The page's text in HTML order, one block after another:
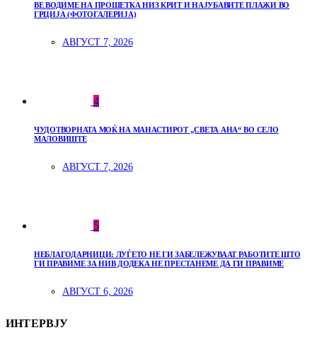
ВЕ ВОДИМЕ НА ПРОШЕТКА НИЗ КРИТ И НАЈУБАВИТЕ ПЛАЖИ ВО
ГРЦИЈА (ФОТОГАЛЕРИЈА)
АВГУСТ 7, 2026
4
ЧУДОТВОРНАТА МОЌ НА МАНАСТИРОТ „СВЕТА АНА“ ВО СЕЛО
МАЛОВИШТЕ
АВГУСТ 7, 2026
5
НЕБЛАГОДАРНИЦИ: ЛУЃЕТО НЕ ГИ ЗАБЕЛЕЖУВААТ РАБОТИТЕ ШТО
ГИ ПРАВИМЕ ЗА НИВ ДОДЕКА НЕ ПРЕСТАНЕМЕ ДА ГИ ПРАВИМЕ
АВГУСТ 6, 2026
ИНТЕРВЈУ